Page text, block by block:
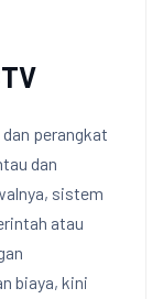
perangkat
dan
sistem
atau
biaya, kini